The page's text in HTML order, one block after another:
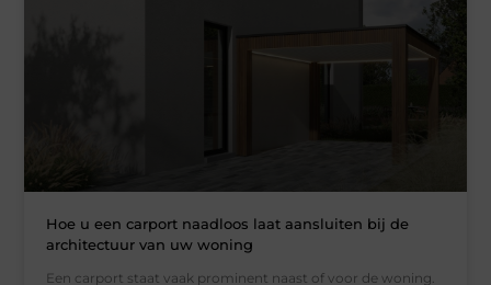
Hoe u een carport naadloos laat aansluiten bij de
architectuur van uw woning
Een carport staat vaak prominent naast of voor de woning.